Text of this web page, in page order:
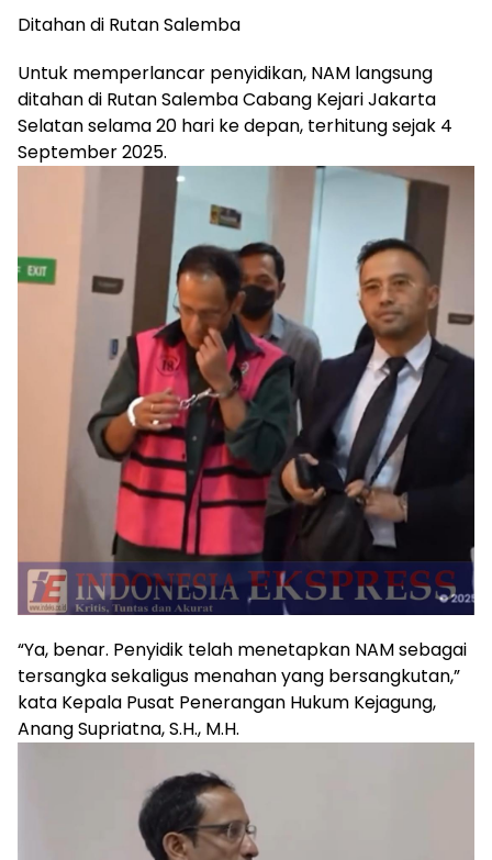
Ditahan di Rutan Salemba
Untuk memperlancar penyidikan, NAM langsung
ditahan di Rutan Salemba Cabang Kejari Jakarta
Selatan selama 20 hari ke depan, terhitung sejak 4
September 2025.
“Ya, benar. Penyidik telah menetapkan NAM sebagai
tersangka sekaligus menahan yang bersangkutan,”
kata Kepala Pusat Penerangan Hukum Kejagung,
Anang Supriatna, S.H., M.H.